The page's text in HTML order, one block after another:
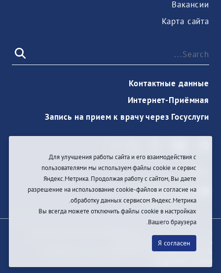
Вакансии
Карта сайта
Контактные данные
Интернет-Приёмная
Запись на прием к врачу через Госуслуги
دخول
первоисточник обязательна
Разработка и техподдержка сайтаBars-Penza &
Pragmatic Studio
Для улучшения работы сайта и его взаимодействия с
пользователями мы используем файлы cookie и сервис
Яндекс.Метрика. Продолжая работу с сайтом, Вы даете
разрешение на использование cookie-файлов и согласие на
обработку данных сервисом Яндекс.Метрика.
Вы всегда можете отключить файлы cookie в настройках
Вашего браузера.
Я согласен